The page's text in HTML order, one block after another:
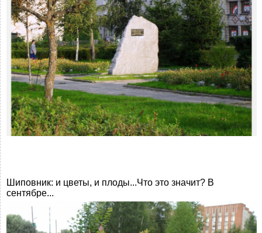
Шиповник: и цветы, и плоды...Что это значит? В
сентябре...